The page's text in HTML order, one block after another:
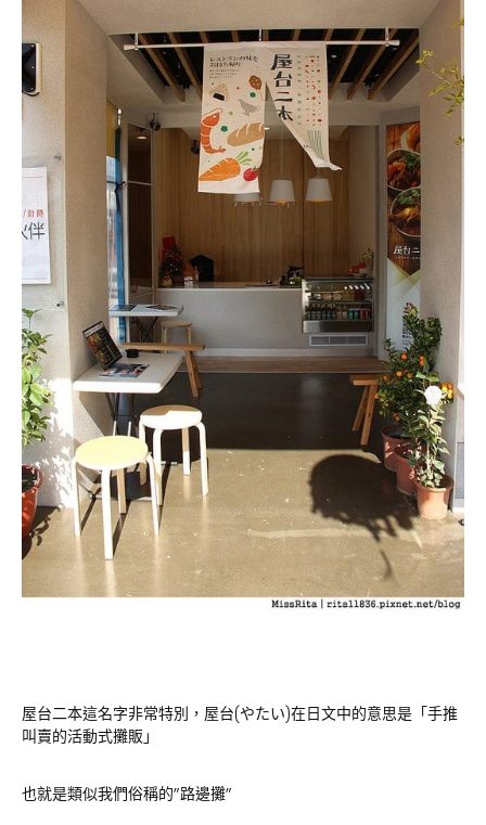
屋台二本這名字非常特別，屋台(やたい)在日文中的意思是「手推
叫賣的活動式攤販」
也就是類似我們俗稱的”路邊攤”